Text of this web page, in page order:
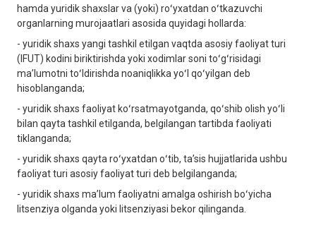
hamda yuridik shaxslar va (yoki) roʻyxatdan oʻtkazuvchi
organlarning murojaatlari asosida quyidagi hollarda:
- yuridik shaxs yangi tashkil etilgan vaqtda asosiy faoliyat turi
(IFUT) kodini biriktirishda yoki xodimlar soni toʻgʻrisidagi
maʼlumotni toʻldirishda noaniqlikka yoʻl qoʻyilgan deb
hisoblanganda;
- yuridik shaxs faoliyat koʻrsatmayotganda, qoʻshib olish yoʻli
bilan qayta tashkil etilganda, belgilangan tartibda faoliyati
tiklanganda;
- yuridik shaxs qayta roʻyxatdan oʻtib, taʼsis hujjatlarida ushbu
faoliyat turi asosiy faoliyat turi deb belgilanganda;
- yuridik shaxs maʼlum faoliyatni amalga oshirish boʻyicha
litsenziya olganda yoki litsenziyasi bekor qilinganda.